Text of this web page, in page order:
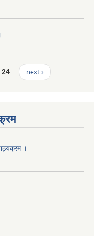
24 next ›
।